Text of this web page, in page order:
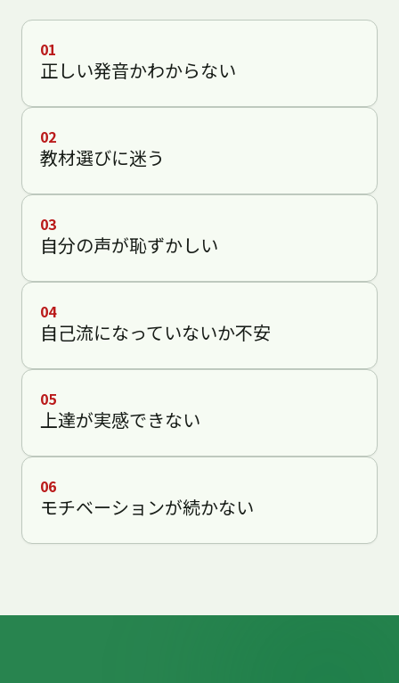
01
正しい発音かわからない
02
教材選びに迷う
03
自分の声が恥ずかしい
04
自己流になっていないか不安
05
上達が実感できない
06
モチベーションが続かない